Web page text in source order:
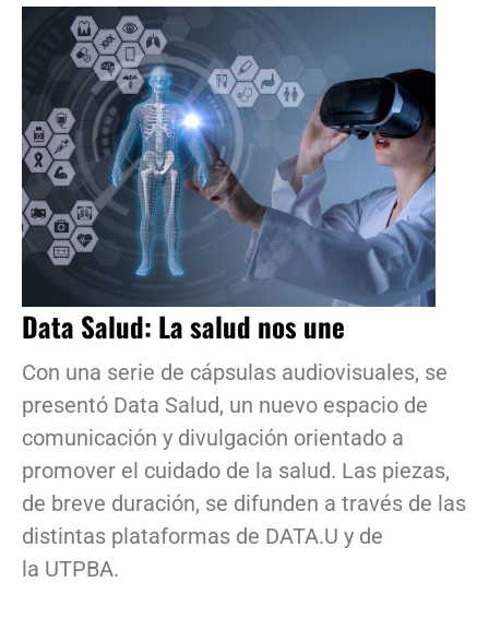
Data Salud: La salud nos une
Con una serie de cápsulas audiovisuales, se
presentó Data Salud, un nuevo espacio de
comunicación y divulgación orientado a
promover el cuidado de la salud. Las piezas,
de breve duración, se difunden a través de las
distintas plataformas de DATA.U y de
la UTPBA.